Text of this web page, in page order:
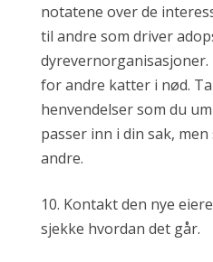
notatene over de
til andre som driver
for andre katter i nød.
henvendelser som du
passer inn i din sak,
andre.
10. Kontakt den nye
sjekke hvordan det går.